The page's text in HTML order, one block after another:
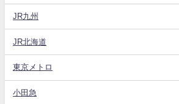
JR九州
JR北海道
東京メトロ
小田急